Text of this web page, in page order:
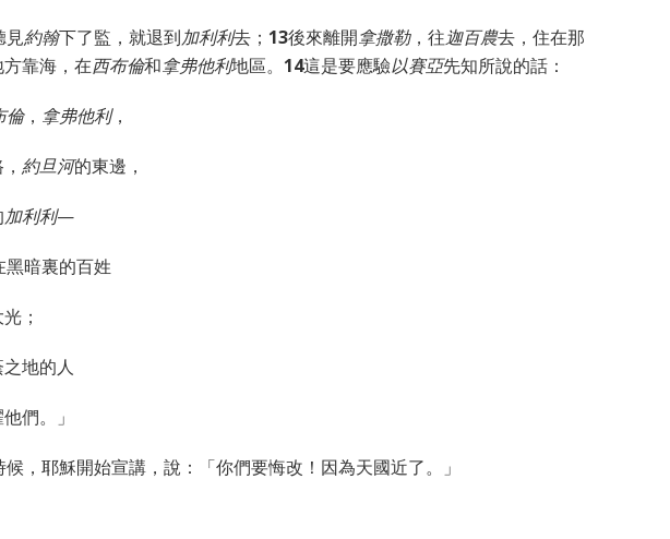
見約翰下了監，就退到加利利去； 13後來離開拿撒勒，往迦百農去，住在那
靠海，在西布倫和拿弗他利地區。 14這是要應驗以賽亞先知所說的話：
倫， 拿弗他利，
約旦河的東邊，
加利利—
黑暗裏的百姓
；
地的人
們。」
候，耶穌開始宣講，說：「你們要悔改！因為天國近了。」